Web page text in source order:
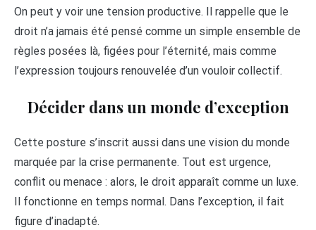
On peut y voir une tension productive. Il rappelle que le
droit n’a jamais été pensé comme un simple ensemble de
règles posées là, figées pour l’éternité, mais comme
l’expression toujours renouvelée d’un vouloir collectif.
Décider dans un monde d’exception
Cette posture s’inscrit aussi dans une vision du monde
marquée par la crise permanente. Tout est urgence,
conflit ou menace : alors, le droit apparaît comme un luxe.
Il fonctionne en temps normal. Dans l’exception, il fait
figure d’inadapté.